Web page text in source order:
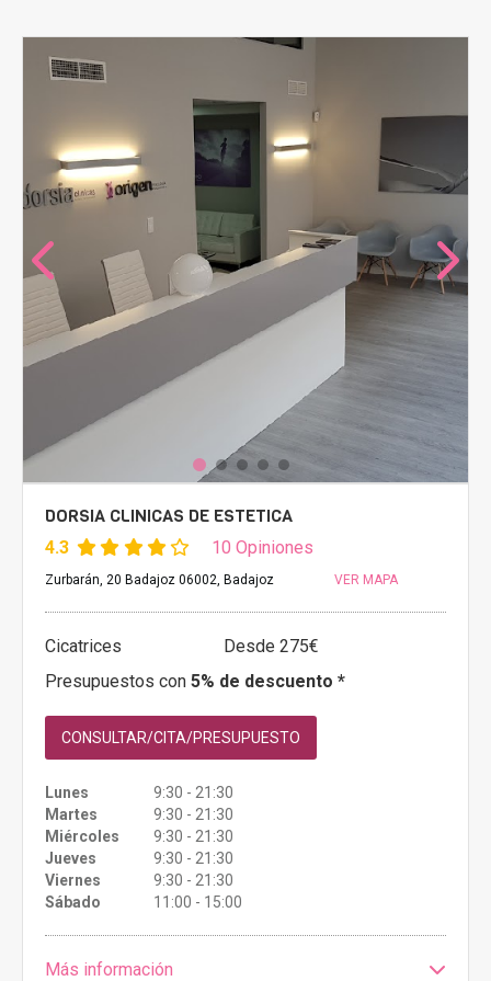
DORSIA CLINICAS DE ESTETICA
4.3 10 Opiniones
Zurbarán, 20 Badajoz 06002, Badajoz VER MAPA
Cicatrices
Desde 275€
Presupuestos con 5% de descuento *
CONSULTAR/CITA/PRESUPUESTO
Lunes
9:30 - 21:30
Martes
9:30 - 21:30
Miércoles
9:30 - 21:30
Jueves
9:30 - 21:30
Viernes
9:30 - 21:30
Sábado
11:00 - 15:00
Más información